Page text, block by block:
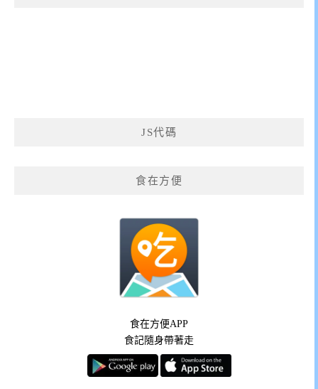
JS代碼
食在方便
食在方便APP
食記隨身帶著走